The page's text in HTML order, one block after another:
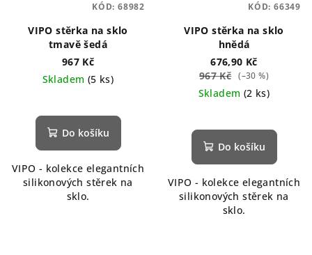
VIPO stěrka na sklo
tmavě šedá
967 Kč
Skladem (5 ks)
Do košíku
VIPO - kolekce elegantních
silikonových stěrek na
sklo.
KÓD: 68982
VIPO stěrka na sklo
hnědá
676,90 Kč
967 Kč (–30 %)
Skladem (2 ks)
Do košíku
VIPO - kolekce elegantních
silikonových stěrek na
sklo.
KÓD: 66349